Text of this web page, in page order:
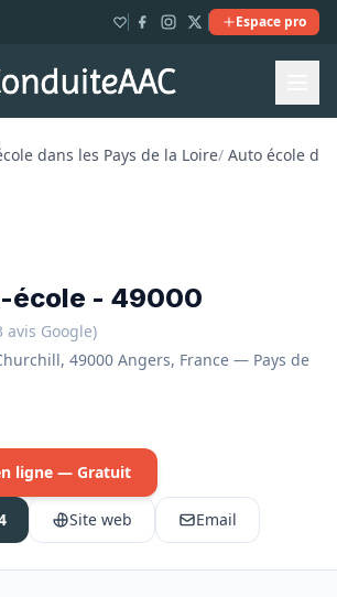
Espace pro
dans les Pays de la Loire/ Auto école
école - 49000
avis Google)
49000 Angers, France — Pays de
ligne — Gratuit
Site web Email